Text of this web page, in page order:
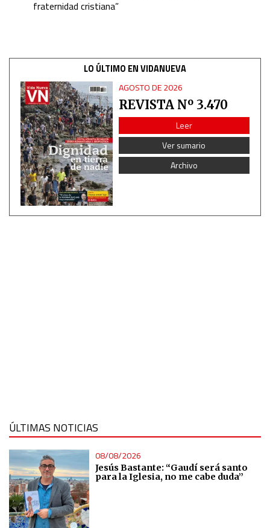
fraternidad cristiana”
LO ÚLTIMO EN VIDANUEVA
AGOSTO DE 2026
REVISTA Nº 3.470
Leer
Ver sumario
Archivo
ÚLTIMAS NOTICIAS
08/08/2026
Jesús Bastante: “Gaudí será santo
para la Iglesia, no me cabe duda”
Measure content performance
Understand audiences through statistics or combinations
of data from different sources
Develop and improve services
Use limited data to select content
IAB Special Features: